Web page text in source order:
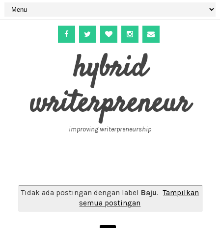
hybrid
writerpreneur
improving writerpreneurship
Tidak ada postingan dengan label Baju.
Tampilkan
semua postingan